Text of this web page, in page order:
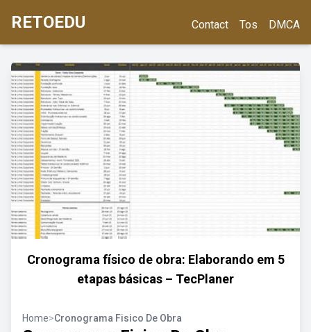
RETOEDU Contact Tos DMCA
Cronograma físico de obra: Elaborando em 5
etapas básicas – TecPlaner
Home>Cronograma Fisico De Obra